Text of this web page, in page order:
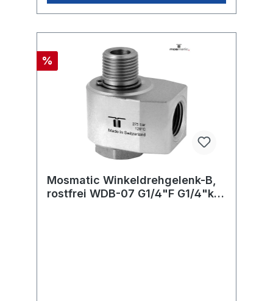
%
Mosmatic Winkeldrehgelenk-B,
rostfrei WDB-07 G1/4"F G1/4"kM